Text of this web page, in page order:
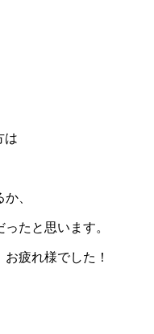
は
、
たと思います。
疲れ様でした！